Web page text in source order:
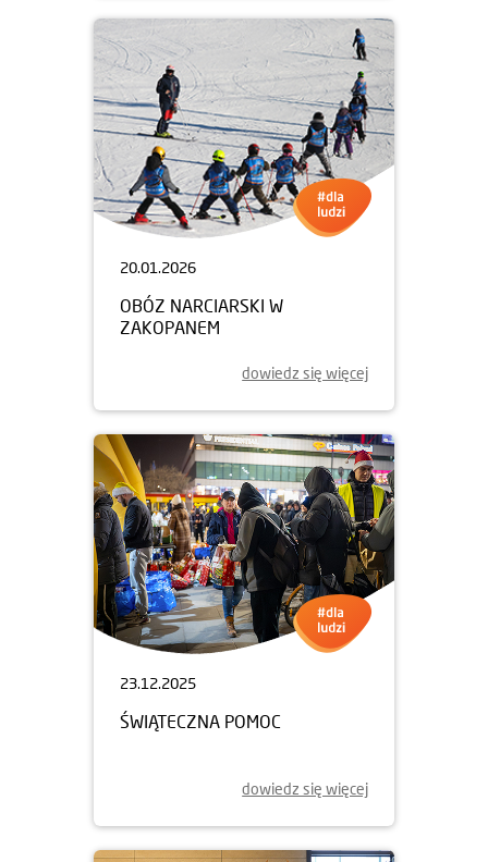
20.01.2026
OBÓZ NARCIARSKI W
ZAKOPANEM
dowiedz się więcej
23.12.2025
ŚWIĄTECZNA POMOC
dowiedz się więcej